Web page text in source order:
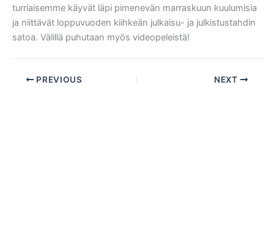
turriaisemme käyvät läpi pimenevän marraskuun kuulumisia
ja niittävät loppuvuoden kiihkeän julkaisu- ja julkistustahdin
satoa. Välillä puhutaan myös videopeleistä!
PREVIOUS NEXT